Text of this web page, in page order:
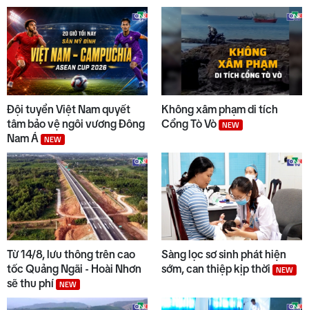
8
Đẩy nhanh tiến độ các dự án
trọng điểm
9
Chuyển động duyên hải tối 05/8
10
Bộ Y tế chấn chỉnh thu thêm
tiền khám BHYT
Đội tuyển Việt Nam quyết
tâm bảo vệ ngôi vương Đông
Nam Á
NEW
Không xâm phạm di tích
Cổng Tò Vò
NEW
Từ 14/8, lưu thông trên cao
tốc Quảng Ngãi - Hoài Nhơn
sẽ thu phí
NEW
Sàng lọc sơ sinh phát hiện
sớm, can thiệp kịp thời
NEW